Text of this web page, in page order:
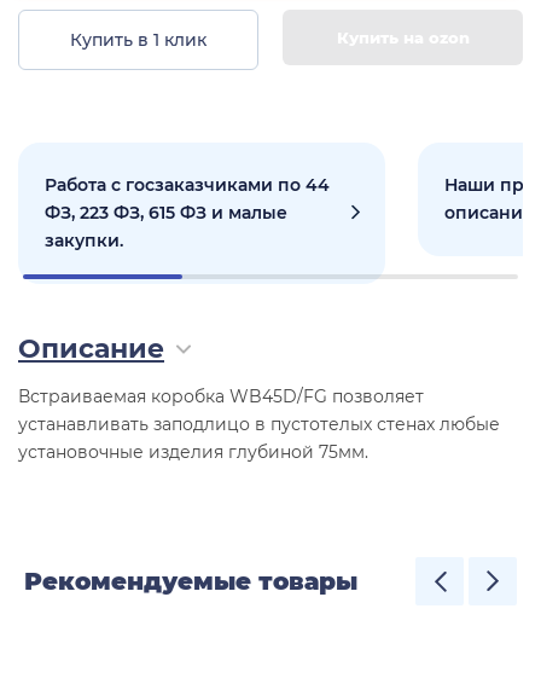
Купить в 1 клик Купить на ozon
Работа с госзаказчиками по 44
ФЗ, 223 ФЗ, 615 ФЗ и малые
закупки.
Наши
Описание
Встраиваемая коробка WB45D/FG позволяет
устанавливать заподлицо в пустотелых стенах любые
установочные изделия глубиной 75мм.
Рекомендуемые товары